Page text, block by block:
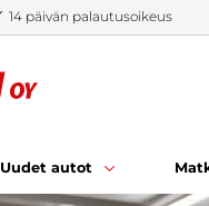
14 päivän palautusoikeus
Uudet autot